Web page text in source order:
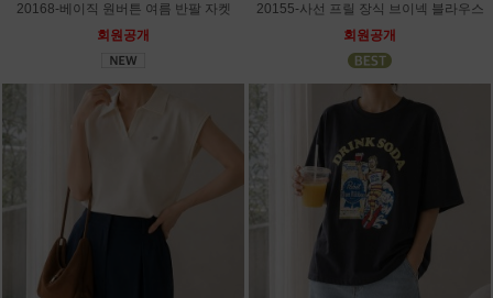
20168-베이직 원버튼 여름 반팔 자켓
회원공개
20155-사선 프릴 장식 브이넥 블라우스
회원공개